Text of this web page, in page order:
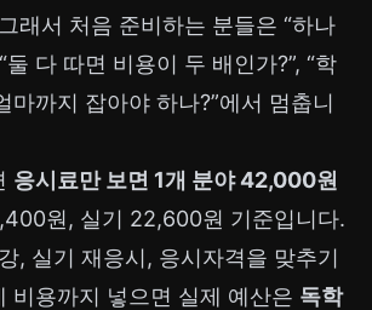
래서 처음 준비하는 분들은 “하나
둘 다 따면 비용이 두 배인가?”, “학
마까지 잡아야 하나?”에서 멈춥니
응시료만 보면 1개 분야 42,000원
원, 실기 22,600원 기준입니다.
, 실기 재응시, 응시자격을 맞추기
비용까지 넣으면 실제 예산은 독학